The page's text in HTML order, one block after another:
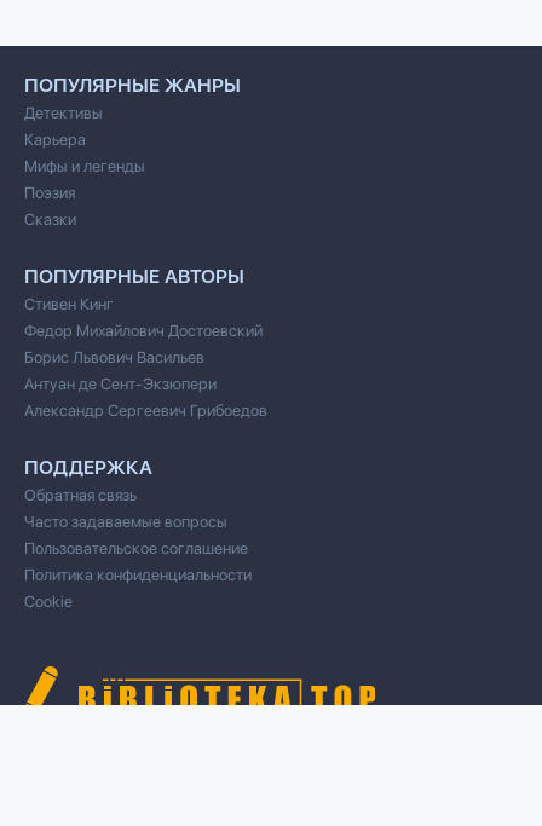
ПОПУЛЯРНЫЕ ЖАНРЫ
Детективы
Карьера
Мифы и легенды
Поэзия
Сказки
ПОПУЛЯРНЫЕ АВТОРЫ
Стивен Кинг
Федор Михайлович Достоевский
Борис Львович Васильев
Антуан де Сент-Экзюпери
Александр Сергеевич Грибоедов
ПОДДЕРЖКА
Обратная связь
Часто задаваемые вопросы
Пользовательское соглашение
Политика конфиденциальности
Cookie